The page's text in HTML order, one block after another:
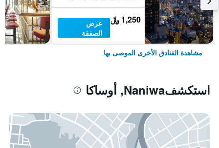
1,250 ﷼
عرض
الصفقة
مشاهدة الفنادق الأخرى الموصى بها
استكشفNaniwa, أوساكا